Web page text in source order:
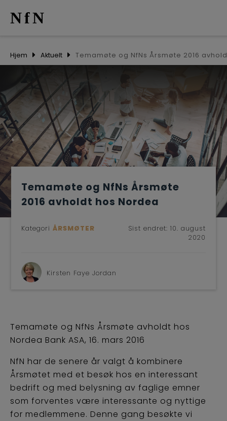
AKTUELT
NETTVERK
OM OSS
NfN
Hjem Aktuelt
Temamøte og NfNs Årsmøte
2016 avholdt hos Nordea
Kategori ÅRSMØTER Sist endret: 10. august
2020
Kirsten Faye Jordan
Temamøte og NfNs Årsmøte avholdt hos
Nordea Bank ASA, 16. mars 2016
NfN har de senere år valgt å kombinere
Årsmøtet med et besøk hos en interessant
bedrift og med belysning av faglige emner
som forventes være interessante og nyttige
for medlemmene. Denne gang besøkte vi